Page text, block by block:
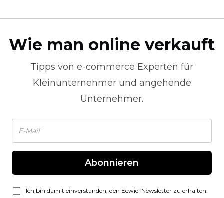
Wie man online verkauft
Tipps von e-commerce Experten für
Kleinunternehmer und angehende
Unternehmer.
Abonnieren
Ich bin damit einverstanden, den Ecwid-Newsletter zu erhalten.